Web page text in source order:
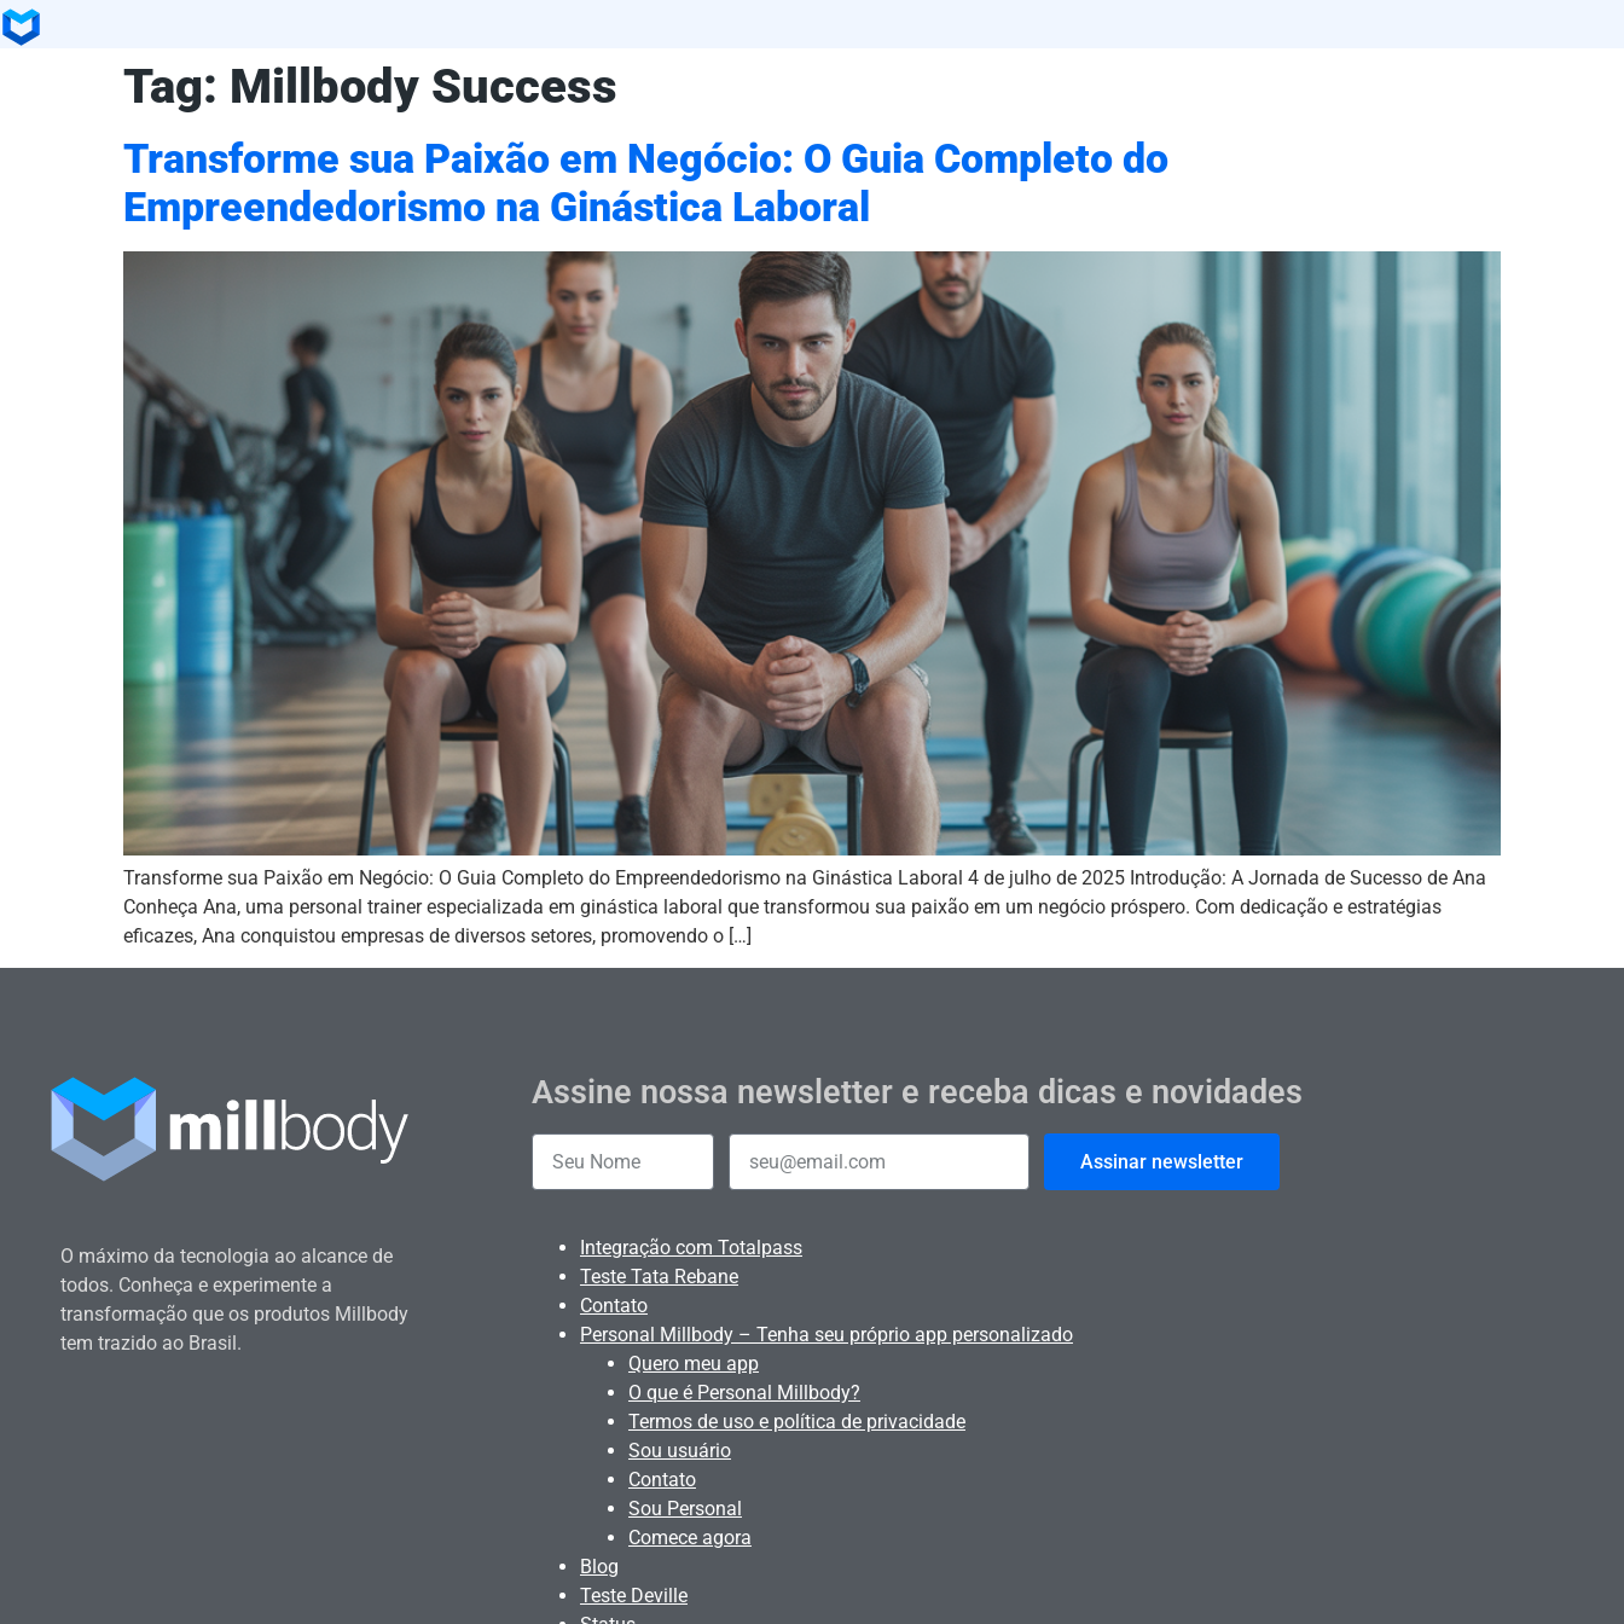
Tag: Millbody Success
Transforme sua Paixão em Negócio: O Guia Completo do
Empreendedorismo na Ginástica Laboral
Transforme sua Paixão em Negócio: O Guia Completo do Empreendedorismo na Ginástica Laboral 4 de julho de 2025 Introdução: A Jornada de Sucesso de Ana
Conheça Ana, uma personal trainer especializada em ginástica laboral que transformou sua paixão em um negócio próspero. Com dedicação e estratégias
eficazes, Ana conquistou empresas de diversos setores, promovendo o […]
O máximo da tecnologia ao alcance de
todos. Conheça e experimente a
transformação que os produtos Millbody
tem trazido ao Brasil.
Assine nossa newsletter e receba dicas e novidades
Assinar newsletter
Integração com Totalpass
Teste Tata Rebane
Contato
Personal Millbody – Tenha seu próprio app personalizado
Quero meu app
O que é Personal Millbody?
Termos de uso e política de privacidade
Sou usuário
Contato
Sou Personal
Comece agora
Blog
Teste Deville